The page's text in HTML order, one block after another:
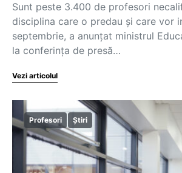
Sunt peste 3.400 de profesori
disciplina care o predau și care vor
septembrie, a anunțat ministrul
la conferința de presă…
Vezi articolul
Profesori Știri